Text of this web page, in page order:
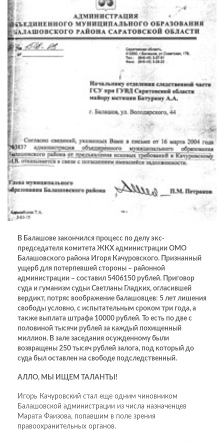
В Балашове закончился процесс по делу экс-
председателя комитета ЖКХ администрации ОМО
Балашовского района Игоря Качуровского. Признанный
ущерб для потерпевшей стороны – районной
администрации – составил 5406150 рублей. Приговор
суда и гуманизм судьи Светланы Гладких, огласившей
вердикт, потряс воображение балашовцев: 5 лет лишения
свободы условно, с испытательным сроком три года, а
также выплата штрафа 10000 рублей. То есть по две с
половиной тысячи рублей за каждый похищенный
миллион. В зале заседания осужденному были
возвращены 250 тысяч рублей залога, под который до
суда был оставлен на свободе подследственный.
АЛЛО, МЫ ИЩЕМ ТАЛАНТЫ!
Игорь Качуровский стал еще одним чиновником
Балашовской администрации из числа назначенцев
Марата Фаизова, попавшим в поле зрения
правоохранительных органов.